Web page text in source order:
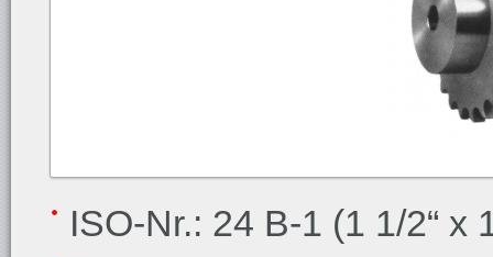
ISO-Nr.: 24 B-1 (1 1/2“ x